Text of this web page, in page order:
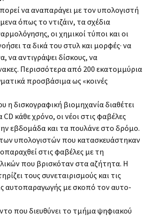
να αναπαράγει με τον υπολογιστή
όπως το ντιζάιν, τα σχέδια
οι χημικοί τύποι και οι
τα δικά του στυλ και μορφές· να
να αντιγράψει δίσκους, να
Περισσότερα από 200 εκατομμύρια
προσβάσιμα ως «κοινές
η δισκογραφική βιομηχανία διαθέτει
κάθε χρόνο, οι νέοι στις φαβέλες
εβδομάδα και τα πουλάνε στο δρόμο.
υπολογιστών που κατασκευάστηκαν
στις φαβέλες με τη
που βρισκόταν στα αζήτητα. Η
τους συνεταιρισμούς και τις
αυτοπαραγωγής με σκοπό τον αυτο-
που διευθύνει το τμήμα ψηφιακού